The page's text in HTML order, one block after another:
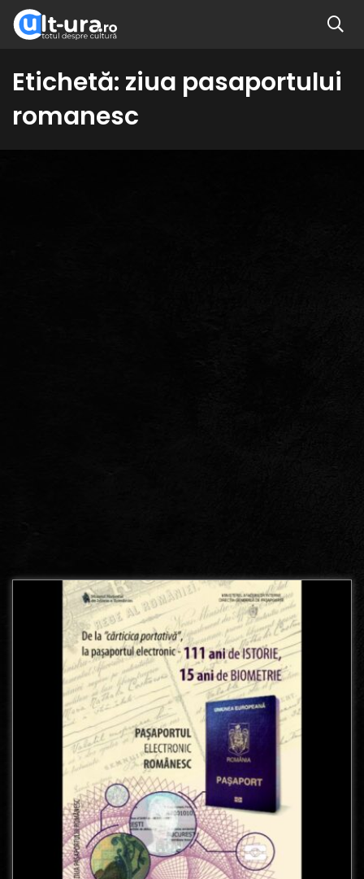
Etichetă: ziua pasaportului
romanesc